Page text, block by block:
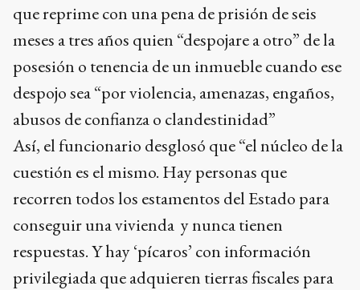
que reprime con una pena de prisión de seis
meses a tres años quien “despojare a otro” de la
posesión o tenencia de un inmueble cuando ese
despojo sea “por violencia, amenazas, engaños,
abusos de confianza o clandestinidad”
Así, el funcionario desglosó que “el núcleo de la
cuestión es el mismo. Hay personas que
recorren todos los estamentos del Estado para
conseguir una vivienda y nunca tienen
respuestas. Y hay ‘pícaros’ con información
privilegiada que adquieren tierras fiscales para